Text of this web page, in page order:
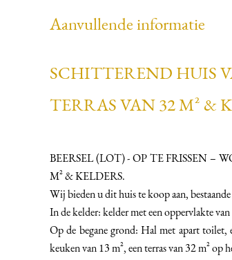
Aanvullende informatie
SCHITTEREND HUIS
TERRAS VAN 32 M² &
BEERSEL (LOT) - OP TE FRISSEN –
M² & KELDERS.
Wij bieden u dit huis te koop aan,
In de kelder: kelder met een oppervlakte van
Op de begane grond: Hal met apart
keuken van 13 m², een terras van 32 m² op